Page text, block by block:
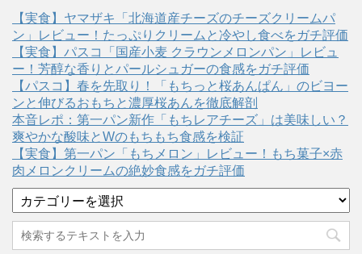
【実食】ヤマザキ「北海道産チーズのチーズクリームパ
ン」レビュー！たっぷりクリームと冷やし食べをガチ評価
【実食】パスコ「国産小麦 クラウンメロンパン」レビュ
ー！芳醇な香りとパールシュガーの食感をガチ評価
【パスコ】春を先取り！「もちっと桜あんぱん」のビヨー
ンと伸びるおもちと濃厚桜あんを徹底解剖
本音レポ：第一パン新作「もちレアチーズ」は美味しい？
爽やかな酸味とWのもちもち食感を検証
【実食】第一パン「もちメロン」レビュー！もち菓子×赤
肉メロンクリームの絶妙食感をガチ評価
テ
ゴ
リ